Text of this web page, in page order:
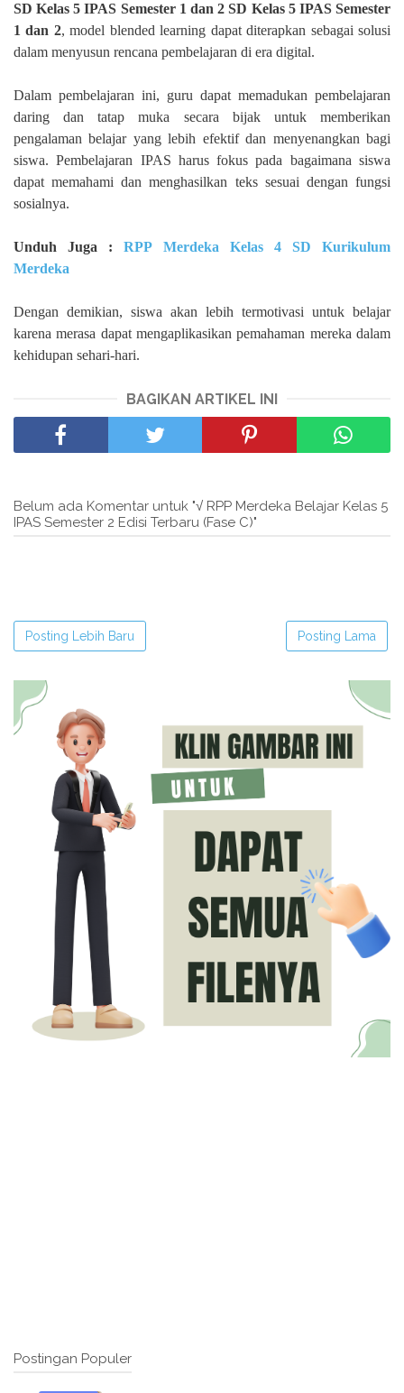
SD Kelas 5 IPAS Semester 1 dan 2 SD Kelas 5 IPAS Semester
1 dan 2, model blended learning dapat diterapkan sebagai solusi
dalam menyusun rencana pembelajaran di era digital.
Dalam pembelajaran ini, guru dapat memadukan pembelajaran
daring dan tatap muka secara bijak untuk memberikan
pengalaman belajar yang lebih efektif dan menyenangkan bagi
siswa. Pembelajaran IPAS harus fokus pada bagaimana siswa
dapat memahami dan menghasilkan teks sesuai dengan fungsi
sosialnya.
Unduh Juga :RPP Merdeka Kelas 4 SD Kurikulum
Merdeka
Dengan demikian, siswa akan lebih termotivasi untuk belajar
karena merasa dapat mengaplikasikan pemahaman mereka dalam
kehidupan sehari-hari.
BAGIKAN ARTIKEL INI
Belum ada Komentar untuk "√ RPP Merdeka Belajar Kelas 5
IPAS Semester 2 Edisi Terbaru (Fase C)"
Posting Lebih Baru Posting Lama
Postingan Populer